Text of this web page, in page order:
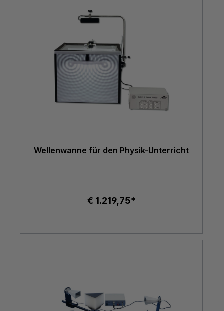
Wellenwanne für den Physik-Unterricht
€ 1.219,75*